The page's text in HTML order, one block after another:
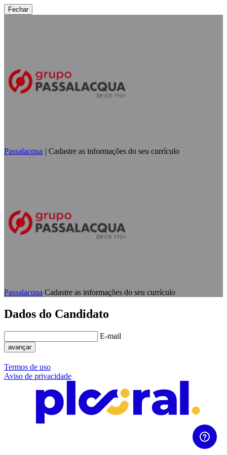
Fechar
Passalacqua | Cadastre as informações do seu currículo
Passalacqua Cadastre as informações do seu currículo
Dados do Candidato
E-mail
avançar
Termos de uso
Aviso de privacidade